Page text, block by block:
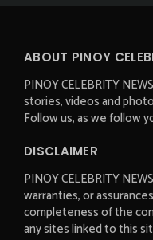
ABOUT PINOY
PINOY CELEBRITY
stories, videos and
Follow us, as we follow
DISCLAIMER
PINOY CELEBRITY
warranties, or
completeness of the
any sites linked to this